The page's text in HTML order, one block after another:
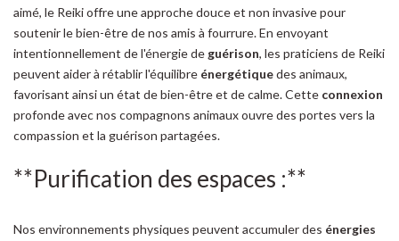
aimé, le Reiki offre une approche douce et non invasive pour
soutenir le bien-être de nos amis à fourrure. En envoyant
intentionnellement de l'énergie de guérison, les praticiens de Reiki
peuvent aider à rétablir l'équilibre énergétiquedes animaux,
favorisant ainsi un état de bien-être et de calme. Cette connexion
profonde avec nos compagnons animaux ouvre des portes vers la
compassion et la guérison partagées.
**Purification des espaces :**
Nos environnements physiques peuvent accumuler des énergies